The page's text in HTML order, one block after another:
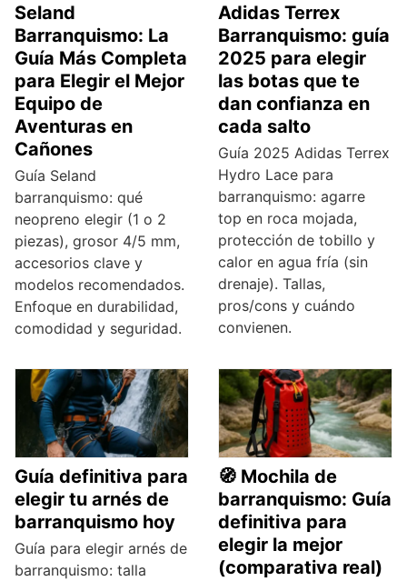
Seland
Barranquismo: La
Guía Más Completa
para Elegir el Mejor
Equipo de
Aventuras en
Cañones
Guía Seland
barranquismo: qué
neopreno elegir (1 o 2
piezas), grosor 4/5 mm,
accesorios clave y
modelos recomendados.
Enfoque en durabilidad,
comodidad y seguridad.
Adidas Terrex
Barranquismo: guía
2025 para elegir
las botas que te
dan confianza en
cada salto
Guía 2025 Adidas Terrex
Hydro Lace para
barranquismo: agarre
top en roca mojada,
protección de tobillo y
calor en agua fría (sin
drenaje). Tallas,
pros/cons y cuándo
convienen.
Guía definitiva para
elegir tu arnés de
barranquismo hoy
Guía para elegir arnés de
barranquismo: talla
🧭 Mochila de
barranquismo: Guía
definitiva para
elegir la mejor
(comparativa real)